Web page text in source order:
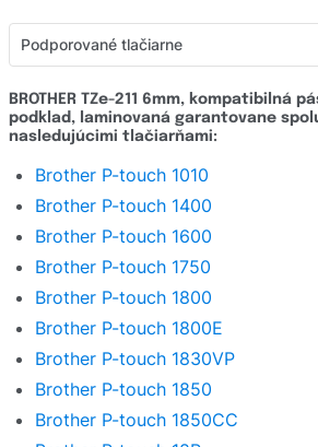
Podporované tlačiarne
Detailný popis
Hodnotenie e-shopu
Opýtať sa
BROTHER TZe-211 6mm, kompatibilná
podklad, laminovaná garantovane
nasledujúcimi tlačiarňami:
Brother P-touch 1010
Brother P-touch 1400
Brother P-touch 1600
Brother P-touch 1750
Brother P-touch 1800
Brother P-touch 1800E
Brother P-touch 1830VP
Brother P-touch 1850
Brother P-touch 1850CC